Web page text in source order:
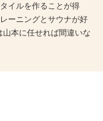
イルを作ることが得
ーニングとサウナが好
本に任せれば間違いな